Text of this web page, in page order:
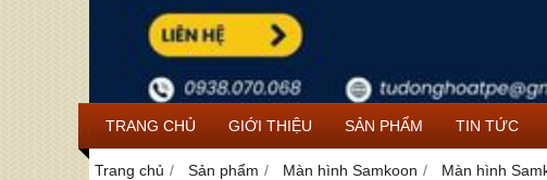
TRANG CHỦ GIỚI THIỆU SẢN PHẨM TIN TỨC
Trang chủ Sản phẩm Màn hình Samkoon Màn hình